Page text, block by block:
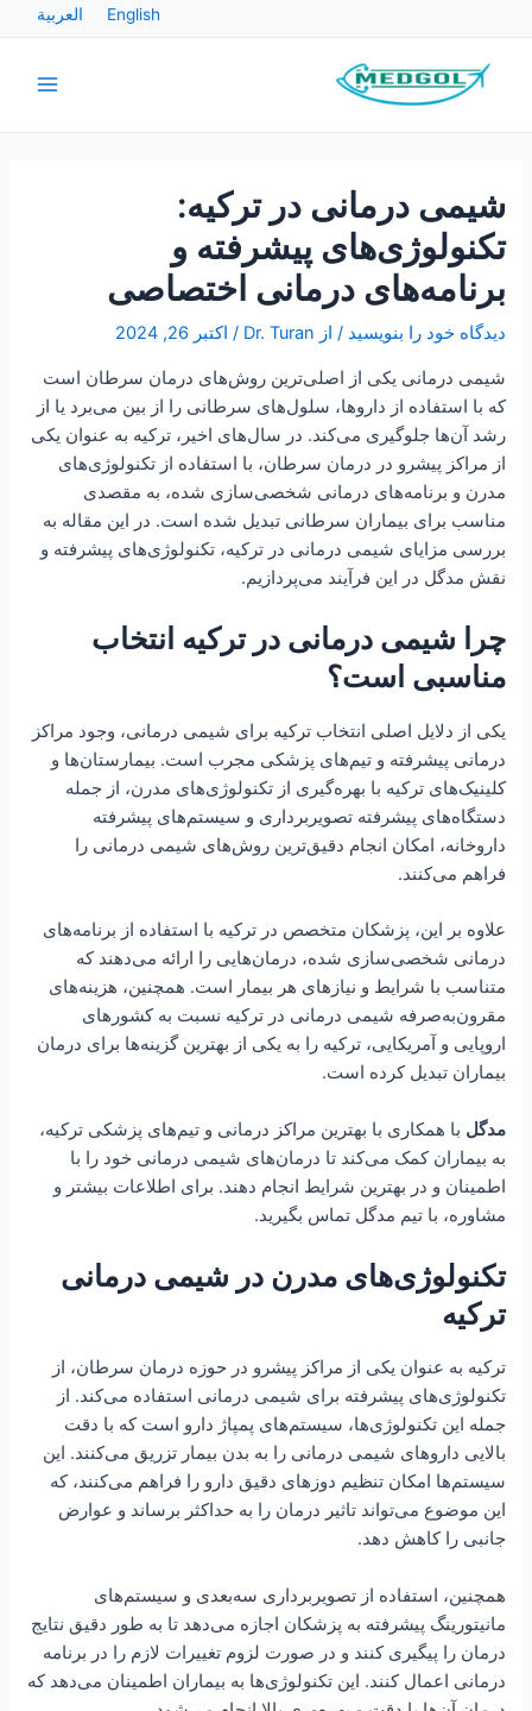
English العربية
شیمی درمانی در ترکیه:
تکنولوژی‌های پیشرفته و
برنامه‌های درمانی اختصاصی
دیدگاه‌ خود را بنویسید / از Dr. Turan
/ اکتبر 26, 2024
شیمی درمانی یکی از اصلی‌ترین روش‌های درمان سرطان است
که با استفاده از داروها، سلول‌های سرطانی را از بین می‌برد یا از
رشد آن‌ها جلوگیری می‌کند. در سال‌های اخیر، ترکیه به عنوان یکی
از مراکز پیشرو در درمان سرطان، با استفاده از تکنولوژی‌های
مدرن و برنامه‌های درمانی شخصی‌سازی شده، به مقصدی
مناسب برای بیماران سرطانی تبدیل شده است. در این مقاله به
بررسی مزایای شیمی درمانی در ترکیه، تکنولوژی‌های پیشرفته و
نقش مدگل در این فرآیند می‌پردازیم.
چرا شیمی درمانی در ترکیه انتخاب
مناسبی است؟
یکی از دلایل اصلی انتخاب ترکیه برای شیمی درمانی، وجود مراکز
درمانی پیشرفته و تیم‌های پزشکی مجرب است. بیمارستان‌ها و
کلینیک‌های ترکیه با بهره‌گیری از تکنولوژی‌های مدرن، از جمله
دستگاه‌های پیشرفته تصویربرداری و سیستم‌های پیشرفته
داروخانه، امکان انجام دقیق‌ترین روش‌های شیمی درمانی را
فراهم می‌کنند.
علاوه بر این، پزشکان متخصص در ترکیه با استفاده از برنامه‌های
درمانی شخصی‌سازی شده، درمان‌هایی را ارائه می‌دهند که
متناسب با شرایط و نیازهای هر بیمار است. همچنین، هزینه‌های
مقرون‌به‌صرفه شیمی درمانی در ترکیه نسبت به کشورهای
اروپایی و آمریکایی، ترکیه را به یکی از بهترین گزینه‌ها برای درمان
بیماران تبدیل کرده است.
مدگل با همکاری با بهترین مراکز درمانی و تیم‌های پزشکی ترکیه،
به بیماران کمک می‌کند تا درمان‌های شیمی‌ درمانی خود را با
اطمینان و در بهترین شرایط انجام دهند. برای اطلاعات بیشتر و
مشاوره، با تیم مدگل تماس بگیرید.
تکنولوژی‌های مدرن در شیمی درمانی
ترکیه
ترکیه به عنوان یکی از مراکز پیشرو در حوزه درمان سرطان، از
تکنولوژی‌های پیشرفته برای شیمی درمانی استفاده می‌کند. از
جمله این تکنولوژی‌ها، سیستم‌های پمپاژ دارو است که با دقت
بالایی داروهای شیمی درمانی را به بدن بیمار تزریق می‌کنند. این
سیستم‌ها امکان تنظیم دوزهای دقیق دارو را فراهم می‌کنند، که
این موضوع می‌تواند تاثیر درمان را به حداکثر برساند و عوارض
جانبی را کاهش دهد.
همچنین، استفاده از تصویربرداری سه‌بعدی و سیستم‌های
مانیتورینگ پیشرفته به پزشکان اجازه می‌دهد تا به طور دقیق نتایج
درمان را پیگیری کنند و در صورت لزوم تغییرات لازم را در برنامه
درمانی اعمال کنند. این تکنولوژی‌ها به بیماران اطمینان می‌دهد که